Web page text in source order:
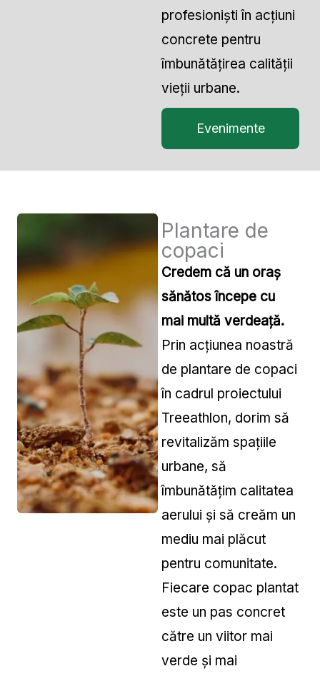
profesioniști în acțiuni
concrete pentru
îmbunătățirea calității
vieții urbane.
Evenimente
Plantare de
copaci
Credem că un oraș
sănătos începe cu
mai multă verdeață.
Prin acțiunea noastră
de plantare de copaci
în cadrul proiectului
Treeathlon, dorim să
revitalizăm spațiile
urbane, să
îmbunătățim calitatea
aerului și să creăm un
mediu mai plăcut
pentru comunitate.
Fiecare copac plantat
este un pas concret
către un viitor mai
verde și mai